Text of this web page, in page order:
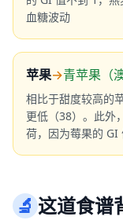
血糖波动
苹果→青苹果（
相比于甜度较高的
更低（38）。此外
荷，因为莓果的 GI
🔬这道食谱